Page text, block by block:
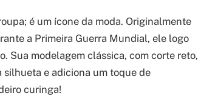
é um ícone da moda. Originalmente
a Primeira Guerra Mundial, ele logo
Sua modelagem clássica, com corte reto,
e adiciona um toque de
curinga!